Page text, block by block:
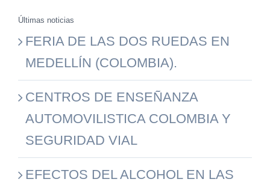
Últimas noticias
FERIA DE LAS DOS RUEDAS EN
MEDELLÍN (COLOMBIA).
CENTROS DE ENSEÑANZA
AUTOMOVILISTICA COLOMBIA Y
SEGURIDAD VIAL
EFECTOS DEL ALCOHOL EN LAS